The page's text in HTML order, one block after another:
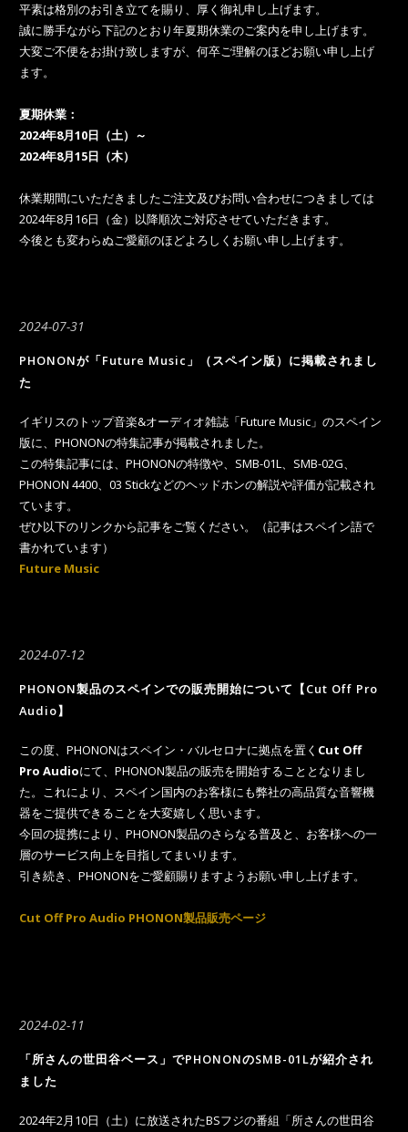
平素は格別のお引き立てを賜り、厚く御礼申し上げます。
誠に勝手ながら下記のとおり年夏期休業のご案内を申し上げます。
大変ご不便をお掛け致しますが、何卒ご理解のほどお願い申し上げ
ます。
夏期休業：
2024年8月10日（土）～
2024年8月15日（木）
休業期間にいただきましたご注文及びお問い合わせにつきましては
2024年8月16日（金）以降順次ご対応させていただきます。
今後とも変わらぬご愛顧のほどよろしくお願い申し上げます。
2024-07-31
PHONONが「Future Music」（スペイン版）に掲載されまし
た
イギリスのトップ音楽&オーディオ雑誌「Future Music」のスペイン
版に、PHONONの特集記事が掲載されました。
この特集記事には、PHONONの特徴や、SMB-01L、SMB-02G、
PHONON 4400、03 Stickなどのヘッドホンの解説や評価が記載され
ています。
ぜひ以下のリンクから記事をご覧ください。（記事はスペイン語で
書かれています）
Future Music
2024-07-12
PHONON製品のスペインでの販売開始について【Cut Off Pro
Audio】
この度、PHONONはスペイン・バルセロナに拠点を置く Cut Off
Pro Audioにて、PHONON製品の販売を開始することとなりまし
た。これにより、スペイン国内のお客様にも弊社の高品質な音響機
器をご提供できることを大変嬉しく思います。
今回の提携により、PHONON製品のさらなる普及と、お客様への一
層のサービス向上を目指してまいります。
引き続き、PHONONをご愛顧賜りますようお願い申し上げます。
Cut Off Pro Audio PHONON製品販売ページ
2024-02-11
「所さんの世田谷ベース」でPHONONのSMB-01Lが紹介され
ました
2024年2月10日（土）に放送されたBSフジの番組「所さんの世田谷